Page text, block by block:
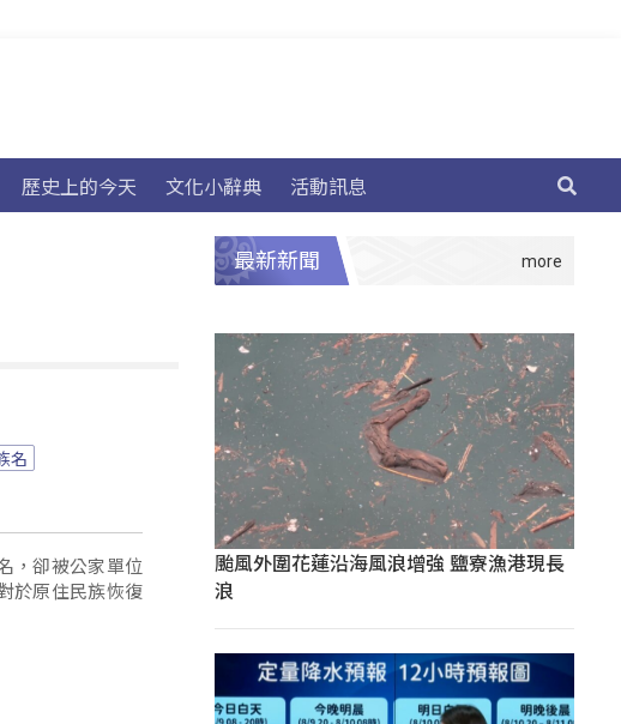
歷史上的今天 文化小辭典 活動訊息
名
，卻被公家單位
於原住民族恢復
最新新聞
颱風外圍花蓮沿海風浪增強 鹽寮漁港現長
浪